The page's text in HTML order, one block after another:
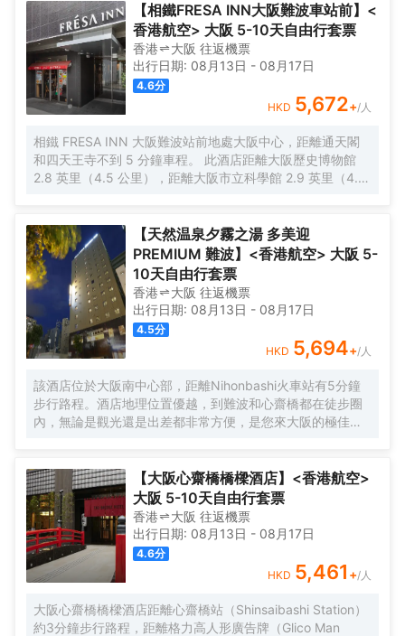
【相鐵FRESA INN大阪難波車站前】<
香港航空> 大阪 5-10天自由行套票
香港 大阪 往返機票
出行日期: 08月13日 - 08月17日
4.6分
HKD 5,672+/人
相鐵 FRESA INN 大阪難波站前地處大阪中心，距離通天閣
和四天王寺不到 5 分鐘車程。 此酒店距離大阪歷史博物館
2.8 英里（4.5 公里），距離大阪市立科學館 2.9 英里（4.7
特色服務/設施包括快速入住、24 小時前台服務和多語言服
務。 有 276 間客房提供冰箱和液晶電視；您定能在旅途中找
到家的舒適。您的卧床備有羽絨被和高檔床上用品。提供免
費有線和無線上網，方便您與朋友保持聯繫；另提供有線頻
道，可滿足您的娛樂需求。配備淋浴/盆浴組合的浴室提供浸
泡浴缸和免費洗浴用品。
【天然温泉夕霧之湯 多美迎
PREMIUM 難波】<香港航空> 大阪 5-
10天自由行套票
香港 大阪 往返機票
出行日期: 08月13日 - 08月17日
4.5分
HKD 5,694+/人
該酒店位於大阪南中心部，距離Nihonbashi火車站有5分鐘
步行路程。酒店地理位置優越，到難波和心齋橋都在徒步圈
內，無論是觀光還是出差都非常方便，是您來大阪的極佳選
等設施，提供乾洗服務、複印服務以及行李寄存服務。酒店
客房典雅舒適，房內配備衞星平面電視、冰箱、電熱水壺等
設施，能在不經意間給您一絲驚喜。下榻酒店，您還可以徜
徉於温泉中，放鬆身心，享受的服務。 酒店一流的設施和高
品質的服務，讓您享受貴族般的待遇和尊榮，您的大阪之行
將更加舒適暢快。 酒店從2015年9月起開始分時段提供免費
班車。按照酒店→伊丹機場巴士停車站→大阪city air樞紐站
（OCAT）→地鐵/近鐵Namba的路線每天運行，只提供送機
服務。
【大阪心齋橋橋樑酒店】<香港航空>
大阪 5-10天自由行套票
香港 大阪 往返機票
出行日期: 08月13日 - 08月17日
4.6分
HKD 5,461 +/人
大阪心齋橋橋樑酒店距離心齋橋站（Shinsaibashi Station）
約3分鐘步行路程，距離格力高人形廣告牌（Glico Man